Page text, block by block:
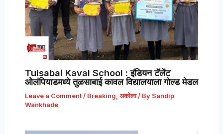
Tulsabai Kaval School : इंडियन टॅलेंट
ओलंपियाडमध्ये तुळसाबाई कावल विद्यालयाला गोल्ड मेडल
Leave a Comment / Breaking, अकोला/ By Sandip
Wankhade